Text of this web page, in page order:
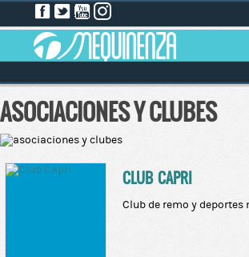
ASOCIACIONES Y CLUBES
CLUB CAPRI
Club de remo y deportes